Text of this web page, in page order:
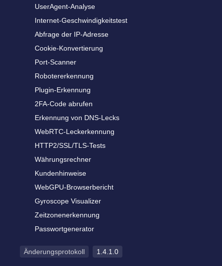
UserAgent-Analyse
Internet-Geschwindigkeitstest
Abfrage der IP-Adresse
Cookie-Konvertierung
Port-Scanner
Robotererkennung
Plugin-Erkennung
2FA-Code abrufen
Erkennung von DNS-Lecks
WebRTC-Leckerkennung
HTTP2/SSL/TLS-Tests
Währungsrechner
Kundenhinweise
WebGPU-Browserbericht
Gyroscope Visualizer
Zeitzonenerkennung
Passwortgenerator
Änderungsprotokoll 1.4.1.0